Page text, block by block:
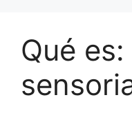
Qué